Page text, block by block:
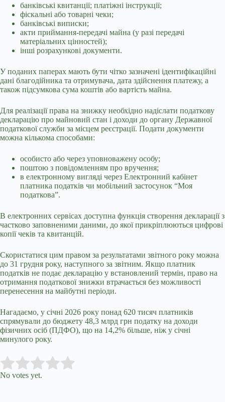
банківські квитанції; платіжні інструкції;
фіскальні або товарні чеки;
банківські виписки;
акти приймання-передачі майна (у разі передачі
матеріальних цінностей);
інші розрахункові документи.
У поданих паперах мають бути чітко зазначені ідентифікаційні
дані благодійника та отримувача, дата здійснення платежу, а
також підсумкова сума коштів або вартість майна.
Для реалізації права на знижку необхідно надіслати податкову
декларацію про майновий стан і доходи до органу Державної
податкової служби за місцем реєстрації. Подати документи
можна кількома способами:
особисто або через уповноважену особу;
поштою з повідомленням про вручення;
в електронному вигляді через Електронний кабінет
платника податків чи мобільний застосунок “Моя
податкова”.
В електронних сервісах доступна функція створення декларації з
частково заповненими даними, до якої прикріплюються цифрові
копії чеків та квитанцій.
Скористатися цим правом за результатами звітного року можна
до 31 грудня року, наступного за звітним. Якщо платник
податків не подає декларацію у встановлений термін, право на
отримання податкової знижки втрачається без можливості
перенесення на майбутні періоди.
Нагадаємо, у січні 2026 року понад 620 тисяч платників
спрямували до бюджету 48,3 млрд грн податку на доходи
фізичних осіб (ПДФО), що на 14,2% більше, ніж у січні
минулого року.
Rate this item:
No votes yet.